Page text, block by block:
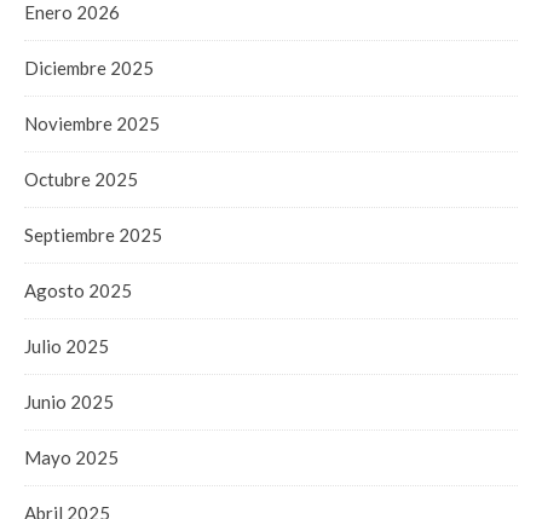
Enero 2026
Diciembre 2025
Noviembre 2025
Octubre 2025
Septiembre 2025
Agosto 2025
Julio 2025
Junio 2025
Mayo 2025
Abril 2025